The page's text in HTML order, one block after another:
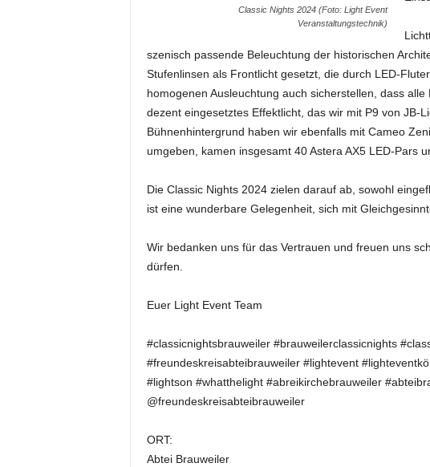
Classic Nights 2024 (Foto: Light Event
Veranstaltungstechnik)
szenisch passende Beleuchtung der historischen
Stufenlinsen als Frontlicht gesetzt, die durch LED-
homogenen Ausleuchtung auch sicherstellen, dass
dezent eingesetztes Effektlicht, das wir mit P9 von JB-
Bühnenhintergrund haben wir ebenfalls mit Cameo
umgeben, kamen insgesamt 40 Astera AX5 LED-Pars
Die Classic Nights 2024 zielen darauf ab, sowohl
ist eine wunderbare Gelegenheit, sich mit
Wir bedanken uns für das Vertrauen und freuen uns
dürfen.
Euer Light Event Team
#classicnightsbrauweiler #brauweilerclassicnights
#freundeskreisabteibrauweiler #lightevent
#lightson #whatthelight #abreikirchebrauweiler
@freundeskreisabteibrauweiler
ORT:
Abtei Brauweiler